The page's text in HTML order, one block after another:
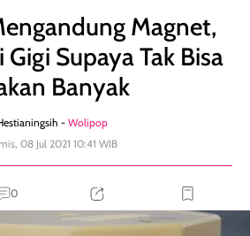
Magnet,
Supaya Tak Bisa
Banyak
- Wolipop
08 Jul 2021 10:41 WIB
0